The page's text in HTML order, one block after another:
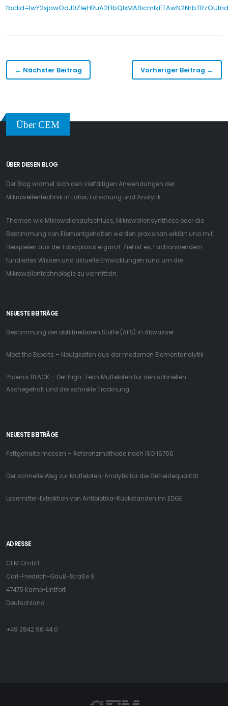
← Nächster Beitrag Vorheriger Beitrag →
Über CEM
ÜBER DIESEN BLOG
Der Blog widmet sich den vielfältigen Anwendungen der
Mikrowellentechnik in Labor, Forschung und Analytik.
Themen wie Mikrowellenaufschluss, Mikrowellensynthese oder die
Bestimmung von Elementgehalten werden praxisnah erklärt und mit
Beispielen aus der Laborpraxis ergänzt. Ziel ist es, Fachanwendern
fundiertes Wissen und aktuelle Entwicklungen rund um die
Mikrowellentechnologie zu vermitteln.
NEUESTE BEITRÄGE
Bestimmung der abfiltrierbaren Stoffe (AFS) in Abwasser
Meet the Experts – Neuigkeiten aus der modernen Elementanalytik
Phoenix BLACK – Der High-Tech Muffelofen für den schnellen
Aschegehalt und die schnelle Trocknung
NEUESTE BEITRÄGE
Fettgehalte messen – Referenzmethode nach ISO 16756
Der schnelle Weg zur Muffelofen-Analytik für die Getreidequalität
Lösemittel-Extraktion von Antibiotika-Rückstanden im EDGE
ADRESSE
CEM GmbH
Carl-Friedrich-Gauß-Straße 9
47475 Kamp-Lintfort
Deutschland
+49 2842 96 44 0